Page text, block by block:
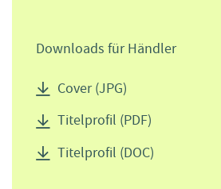
Downloads für Händler
Cover (JPG)
Titelprofil (PDF)
Titelprofil (DOC)